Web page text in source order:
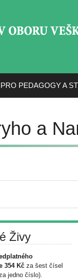
PRO PEDAGOGY A
a
Živy
354 Kč za šest čísel
jedno číslo).